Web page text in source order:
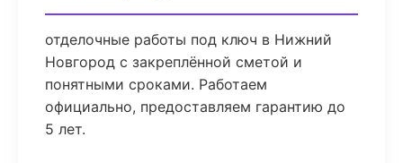
отделочные работы под ключ в Нижний
Новгород с закреплённой сметой и
понятными сроками. Работаем
официально, предоставляем гарантию до
5 лет.